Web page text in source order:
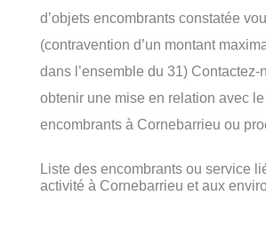
d’objets encombrants constatée
(contravention d’un montant
dans l’ensemble du 31) Contactez-
obtenir une mise en relation avec
encombrants à Cornebarrieu ou
Liste des encombrants ou service
activité à Cornebarrieu et aux